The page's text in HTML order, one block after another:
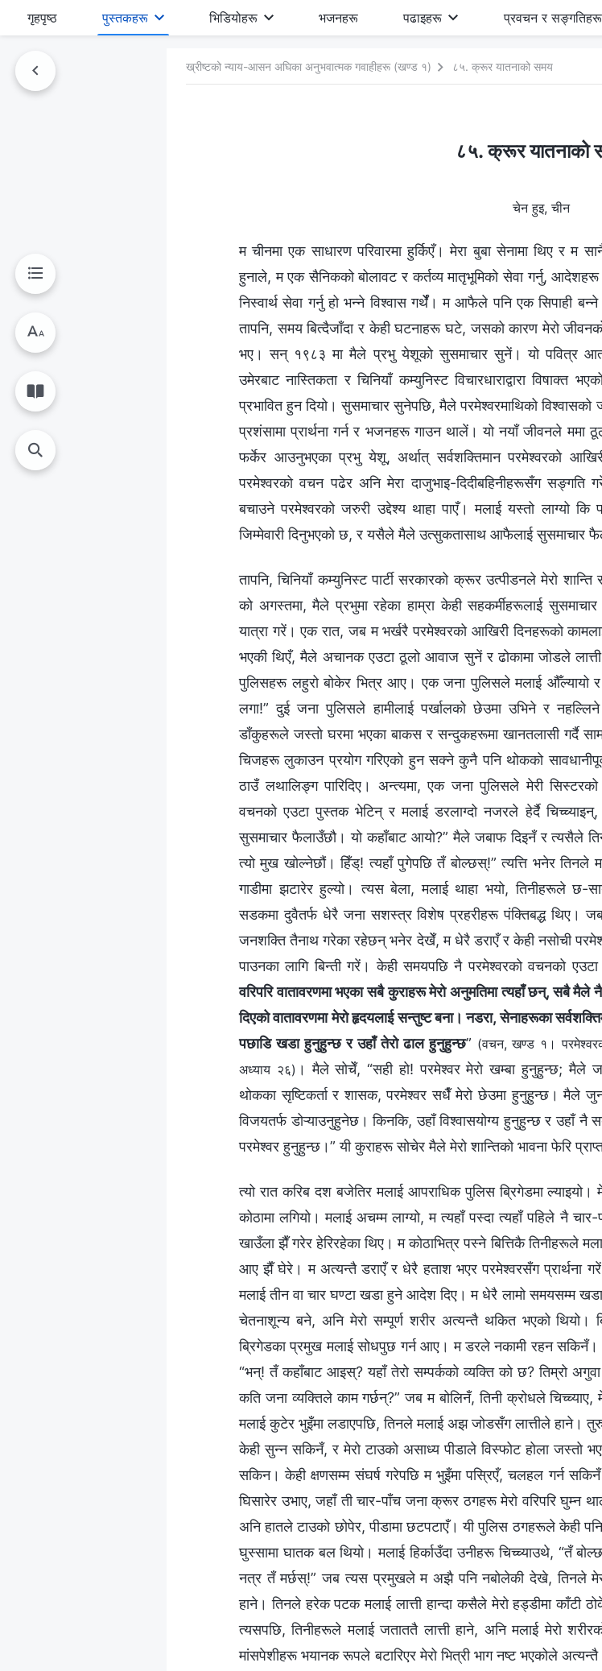
गृहपृष्ठ पुस्तकहरू भिडियोहरू भजनहरू पढाइहरू प्रवचन र सङ्गतिहरू
ख्रीष्‍टको न्याय-आसन अघिका अनुभवात्मक गवाहीहरू (खण्ड १) ८५. क्रूर यातनाको समय
८५. क्रूर यातनाको
चेन हुइ, चीन
म चीनमा एक साधारण परिवारमा हुर्किएँ। मेरा बुबा सेनामा थिए र म
हुनाले, म एक सैनिकको बोलावट र कर्तव्य मातृभूमिको सेवा गर्नु, आदेशहरू
निस्वार्थ सेवा गर्नु हो भन्‍ने विश्‍वास गर्थेँ। म आफैले पनि एक सिपाही
तापनि, समय बित्दैजाँदा र केही घटनाहरू घटे, जसको कारण मेरो
भए। सन् १९८३ मा मैले प्रभु येशूको सुसमाचार सुनें। यो पवित्र
उमेरबाट नास्तिकता र चिनियाँ कम्युनिस्ट विचारधाराद्वारा विषाक्त
प्रभावित हुन दियो। सुसमाचार सुनेपछि, मैले परमेश्‍वरमाथिको
प्रशंसामा प्रार्थना गर्न र भजनहरू गाउन थालें। यो नयाँ जीवनले ममा
फर्केर आउनुभएका प्रभु येशू, अर्थात् सर्वशक्तिमान परमेश्‍वरको
परमेश्‍वरको वचन पढेर अनि मेरा दाजुभाइ-दिदीबहिनीहरूसँग
बचाउने परमेश्‍वरको जरुरी उद्देश्य थाहा पाएँ। मलाई यस्तो लाग्यो कि
जिम्मेवारी दिनुभएको छ, र यसैले मैले उत्सुकतासाथ आफैलाई सुसमाचार
तापनि, चिनियाँ कम्युनिस्ट पार्टी सरकारको क्रूर उत्पीडनले मेरो
को अगस्तमा, मैले प्रभुमा रहेका हाम्रा केही सहकर्मीहरूलाई सुसमाचार
यात्रा गरें। एक रात, जब म भर्खरै परमेश्‍वरको आखिरी दिनहरूको
भएकी थिएँ, मैले अचानक एउटा ठूलो आवाज सुनें र ढोकामा जोडले
पुलिसहरू लहुरो बोकेर भित्र आए। एक जना पुलिसले मलाई औँल्यायो र
लगा!” दुई जना पुलिसले हामीलाई पर्खालको छेउमा उभिने र
डाँकुहरूले जस्तो घरमा भएका बाकस र सन्दुकहरूमा खानतलासी गर्दै
चिजहरू लुकाउन प्रयोग गरिएको हुन सक्ने कुनै पनि थोकको
ठाउँ लथालिङ्ग पारिदिए। अन्त्यमा, एक जना पुलिसले मेरी सिस्टरको
वचनको एउटा पुस्तक भेटिन् र मलाई डरलाग्दो नजरले हेर्दै
सुसमाचार फैलाउँछौ। यो कहाँबाट आयो?” मैले जबाफ दिइनँ र त्यसैले
त्यो मुख खोल्नेछौं। हिँड्! त्यहाँ पुगेपछि तँ बोल्छस्!” त्यत्ति भनेर तिनले
गाडीमा झटारेर हुल्यो। त्यस बेला, मलाई थाहा भयो, तिनीहरूले छ-
सडकमा दुवैतर्फ धेरै जना सशस्त्र विशेष प्रहरीहरू पंक्तिबद्ध थिए। जब
जनशक्ति तैनाथ गरेका रहेछन् भनेर देखेँ, म धेरै डराएँ र केही नसोची
पाउनका लागि बिन्ती गरें। केही समयपछि नै परमेश्‍वरको वचनको
वरिपरि वातावरणमा भएका सबै कुराहरू मेरो अनुमतिमा त्यहाँ छन्, सबै
दिएको वातावरणमा मेरो हृदयलाई सन्तुष्ट बना। नडरा, सेनाहरूका
पछाडि खडा हुनुहुन्छ र उहाँ तेरो ढाल हुनुहुन्छ” (वचन, खण्ड १।
अध्याय २६) । मैले सोचेँ, “सही हो! परमेश्‍वर मेरो खम्बा हुनुहुन्छ; मैले
थोकका सृष्टिकर्ता र शासक, परमेश्‍वर सधैँ मेरो छेउमा हुनुहुन्छ। मैले
विजयतर्फ डोऱ्याउनुहुनेछ। किनकि, उहाँ विश्‍वासयोग्य हुनुहुन्छ र उहाँ
परमेश्‍वर हुनुहुन्छ।” यी कुराहरू सोचेर मैले मेरो शान्तिको भावना फेरि
त्यो रात करिब दश बजेतिर मलाई आपराधिक पुलिस ब्रिगेडमा ल्याइयो।
कोठामा लगियो। मलाई अचम्म लाग्यो, म त्यहाँ पस्दा त्यहाँ पहिले नै
खाउँला झैँ गरेर हेरिरहेका थिए। म कोठाभित्र पस्ने बित्तिकै तिनीहरूले
आए झैँ घेरे। म अत्यन्तै डराएँ र धेरै हताश भएर परमेश्‍वरसँग प्रार्थना
मलाई तीन वा चार घण्टा खडा हुने आदेश दिए। म धेरै लामो समयसम्म
चेतनाशून्य बने, अनि मेरो सम्पूर्ण शरीर अत्यन्तै थकित भएको
ब्रिगेडका प्रमुख मलाई सोधपुछ गर्न आए। म डरले नकामी रहन सकिनँ।
“भन्! तँ कहाँबाट आइस्? यहाँ तेरो सम्पर्कको व्यक्ति को छ? तिम्रो
कति जना व्यक्तिले काम गर्छन्?” जब म बोलिनँ, तिनी क्रोधले चिच्च्याए,
मलाई कुटेर भुइँमा लडाएपछि, तिनले मलाई अझ जोडसँग लात्तीले हाने।
केही सुन्न सकिनँ, र मेरो टाउको असाध्य पीडाले विस्फोट होला जस्तो
सकिन। केही क्षणसम्म संघर्ष गरेपछि म भुइँमा पस्रिएँ, चलहल गर्न
घिसारेर उभाए, जहाँ ती चार-पाँच जना क्रूर ठगहरू मेरो वरिपरि घुम्न
अनि हातले टाउको छोपेर, पीडामा छटपटाएँ। यी पुलिस ठगहरूले केही
घुस्सामा घातक बल थियो। मलाई हिर्काउँदा उनीहरू चिच्च्याउथे, “तँ
नत्र तँ मर्छस्!” जब त्यस प्रमुखले म अझै पनि नबोलेकी देखे, तिनले मेरो
हाने। तिनले हरेक पटक मलाई लात्ती हान्दा कसैले मेरो हड्डीमा काँटी
त्यसपछि, तिनीहरूले मलाई जताततै लात्ती हाने, अनि मलाई मेरो
मांसपेशीहरू भयानक रूपले बटारिएर मेरो भित्री भाग नष्ट भएकोले अत्यन्तै